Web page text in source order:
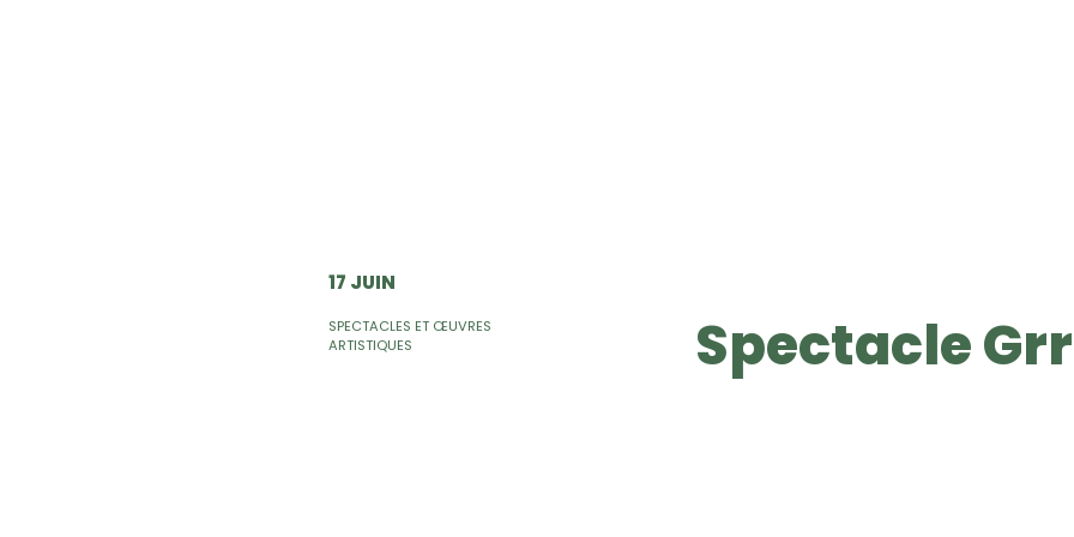
17 JUIN
SPECTACLES ET ŒUVRES
ARTISTIQUES
Spectacle